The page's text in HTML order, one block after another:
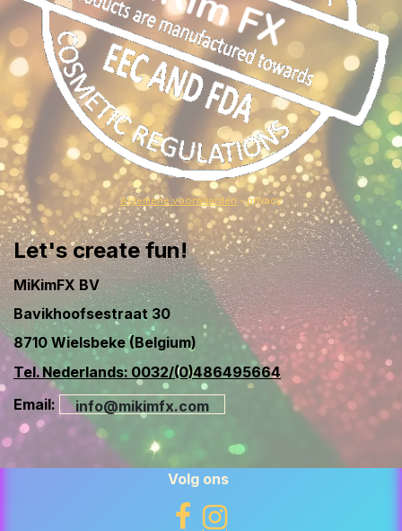
Algemene voorwaarden - privacy
Let's create fun!
MiKimFX BV
Bavikhoofsestraat 30
8710 Wielsbeke (Belgium)
Tel. Nederlands: 0032/(0)486495664
Email:
info@mikimfx.com
Volg ons